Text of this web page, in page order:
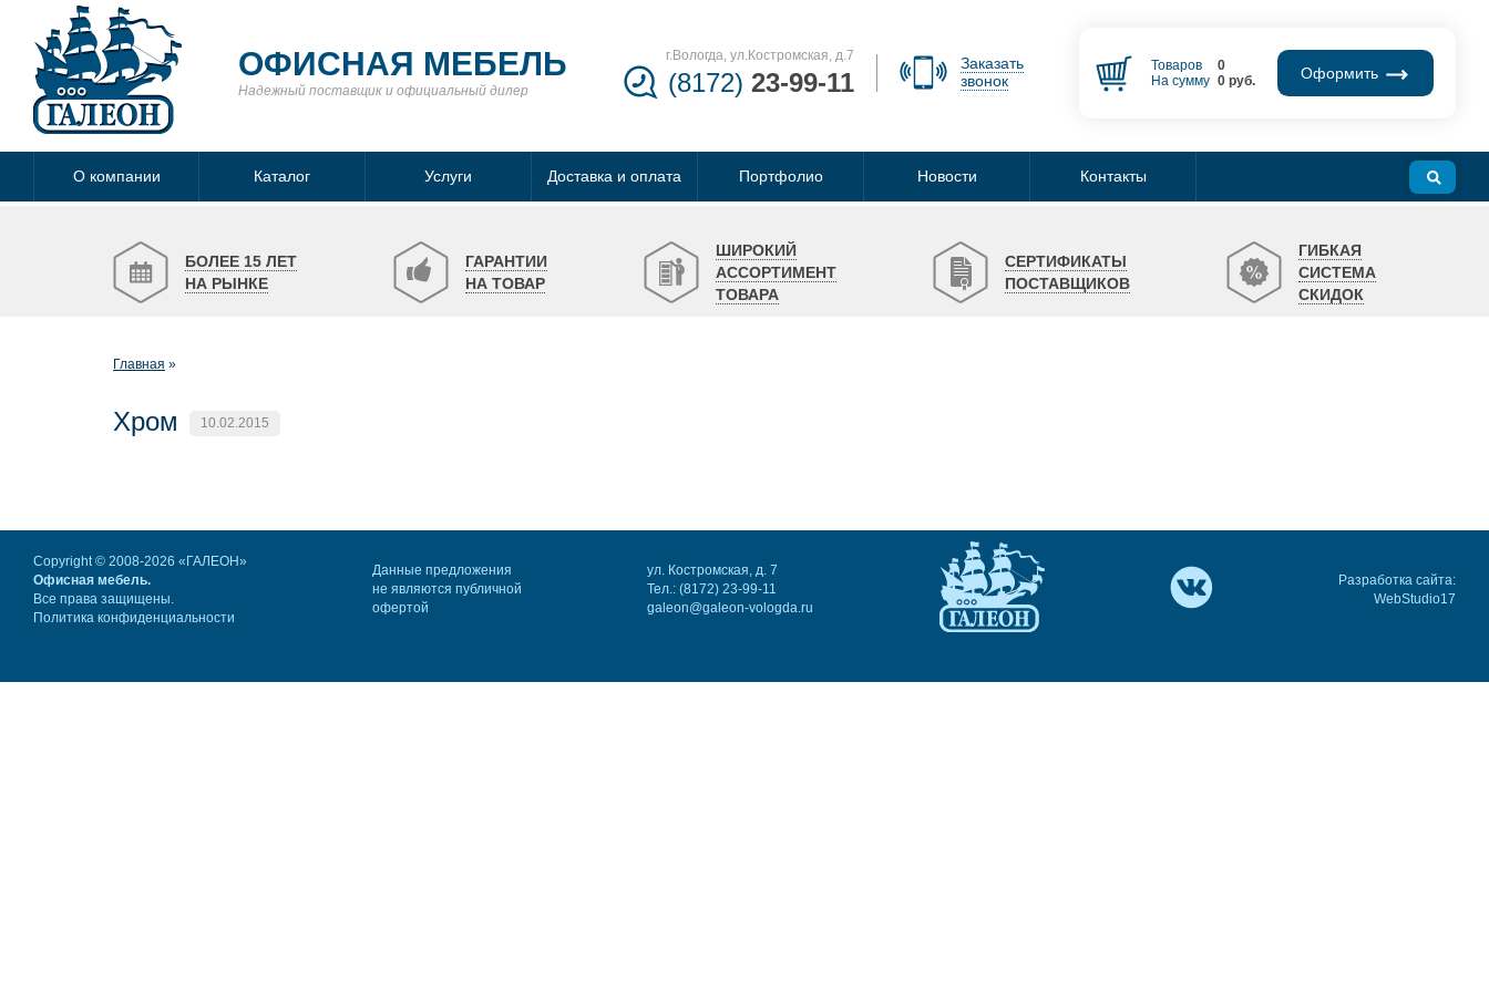
ОФИСНАЯ МЕБЕЛЬ
Надежный поставщик и официальный дилер
г.Вологда, ул.Костромская, д.7
(8172) 23-99-11
Заказать
звонок
Товаров
0
На сумму 0руб. Оформить
О компании Каталог Услуги Доставка и оплата Портфолио Новости Контакты
БОЛЕЕ 15 ЛЕТ
НА РЫНКЕ
ГАРАНТИИ
НА ТОВАР
ШИРОКИЙ
АССОРТИМЕНТ
ТОВАРА
СЕРТИФИКАТЫ
ПОСТАВЩИКОВ
ГИБКАЯ
СИСТЕМА
СКИДОК
Главная
Хром 10.02.2015
Copyright © 2008-2026 «ГАЛЕОН»
Офисная мебель.
Все права защищены.
Политика конфиденциальности
Данные предложения
не являются публичной
офертой
ул. Костромская, д. 7
Тел.: (8172) 23-99-11
galeon@galeon-vologda.ru
Разработка сайта:
WebStudio17